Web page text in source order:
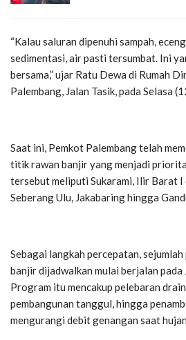
“Kalau saluran dipenuhi sampah,
sedimentasi, air pasti tersumbat. Ini
bersama,” ujar Ratu Dewa di Rumah
Palembang, Jalan Tasik, pada Selasa
Saat ini, Pemkot Palembang telah
titik rawan banjir yang menjadi
tersebut meliputi Sukarami, Ilir Barat I
Seberang Ulu, Jakabaring hingga
Sebagai langkah percepatan,
banjir dijadwalkan mulai berjalan pada
Program itu mencakup pelebaran
pembangunan tanggul, hingga
mengurangi debit genangan saat